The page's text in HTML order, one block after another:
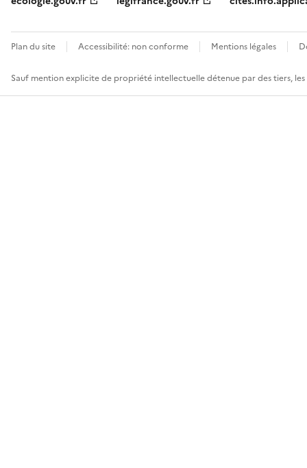
Plan du site Accessibilité: non conforme Mentions légales
Sauf mention explicite de propriété intellectuelle détenue par des tiers,